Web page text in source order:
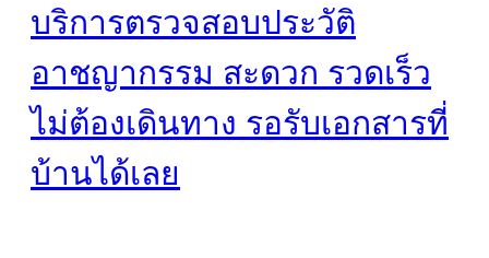
บริการตรวจสอบประวัติ
อาชญากรรม สะดวก รวดเร็ว
ไม่ต้องเดินทาง รอรับเอกสารที่
บ้านได้เลย